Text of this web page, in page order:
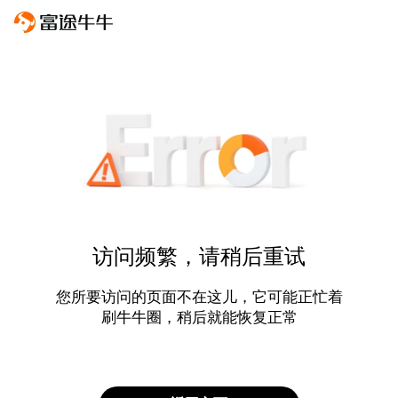
访问频繁，请稍后重试
您所要访问的页面不在这儿，它可能正忙着
刷牛牛圈，稍后就能恢复正常